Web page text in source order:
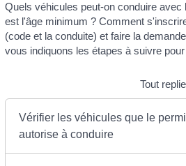
Quels véhicules peut-on conduire avec
est l'âge minimum ? Comment
(code et la conduite) et faire la
vous indiquons les étapes à suivre
Tout
Vérifier les véhicules que le
autorise à conduire